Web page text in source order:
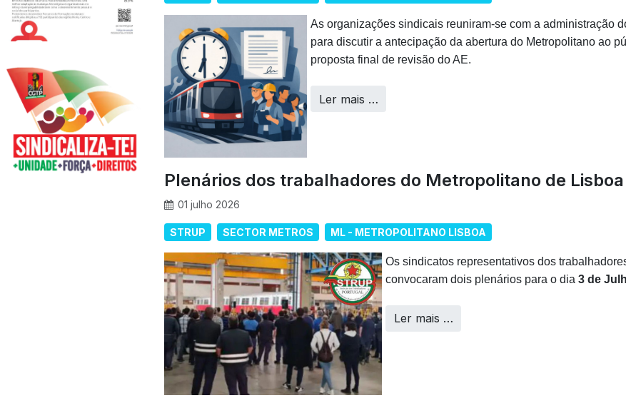
As organizações sindicais reuniram-se com a administração
para discutir a antecipação da abertura do Metropolitano ao
proposta final de revisão do AE.
Ler mais …
Plenários dos trabalhadores do Metropolitano de Lisboa
01 julho 2026
STRUP SECTOR METROS ML - METROPOLITANO LISBOA
Os sindicatos representativos dos
convocaram dois plenários para o dia 3 de
Ler mais …